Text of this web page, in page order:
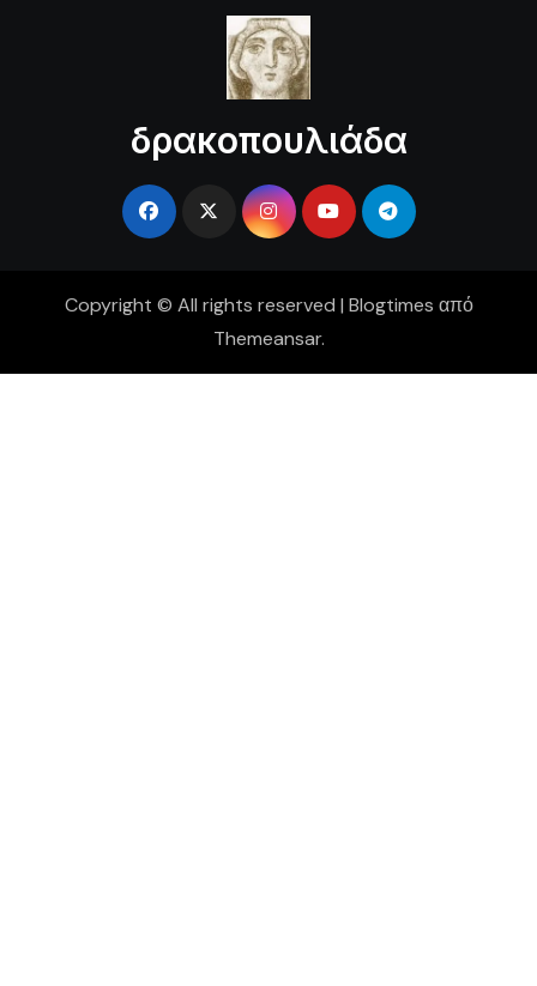
δρακοπουλιάδα
Copyright © All rights reserved | Blogtimes από
Themeansar.